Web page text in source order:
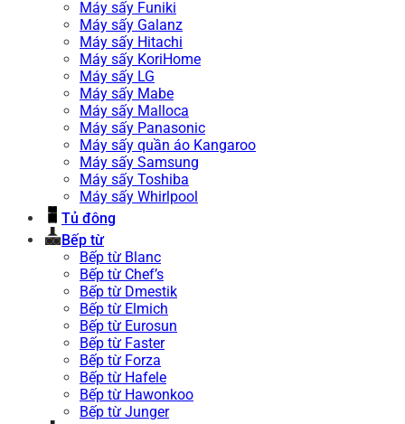
Máy sấy Funiki
Máy sấy Galanz
Máy sấy Hitachi
Máy sấy KoriHome
Máy sấy LG
Máy sấy Mabe
Máy sấy Malloca
Máy sấy Panasonic
Máy sấy quần áo Kangaroo
Máy sấy Samsung
Máy sấy Toshiba
Máy sấy Whirlpool
Tủ đông
Bếp từ
Bếp từ Blanc
Bếp từ Chef’s
Bếp từ Dmestik
Bếp từ Elmich
Bếp từ Eurosun
Bếp từ Faster
Bếp từ Forza
Bếp từ Hafele
Bếp từ Hawonkoo
Bếp từ Junger